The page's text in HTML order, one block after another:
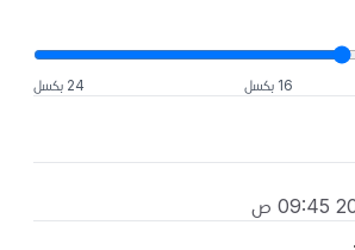
16 بكسل 24 بكسل